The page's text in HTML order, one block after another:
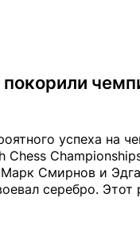
успеха на
Марк Смирнов и
серебро. Этот